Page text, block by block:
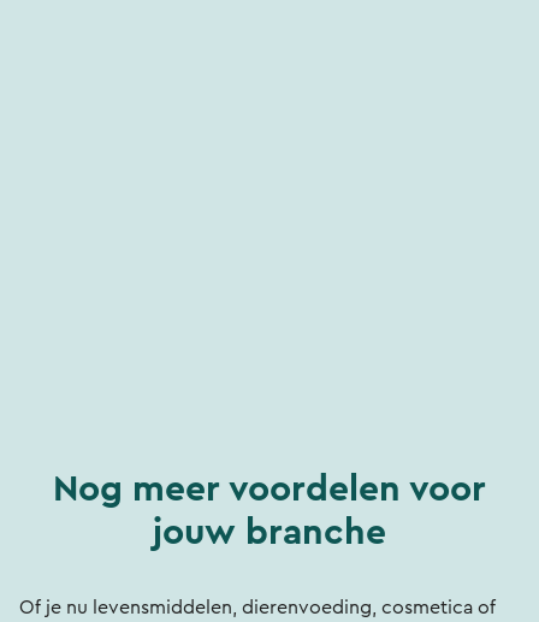
Nog meer voordelen voor
jouw branche
Of je nu levensmiddelen, dierenvoeding, cosmetica of